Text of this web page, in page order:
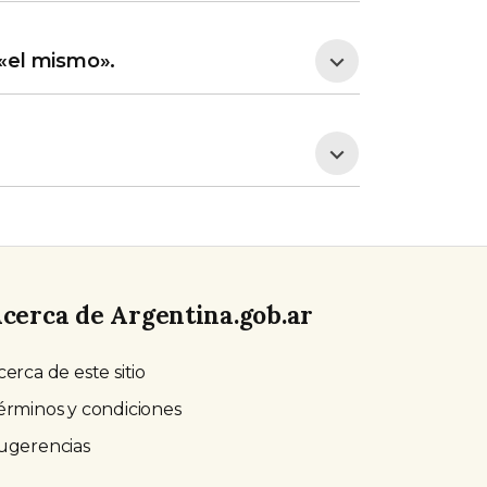
mismo».
de Argentina.gob.ar
de este sitio
y condiciones